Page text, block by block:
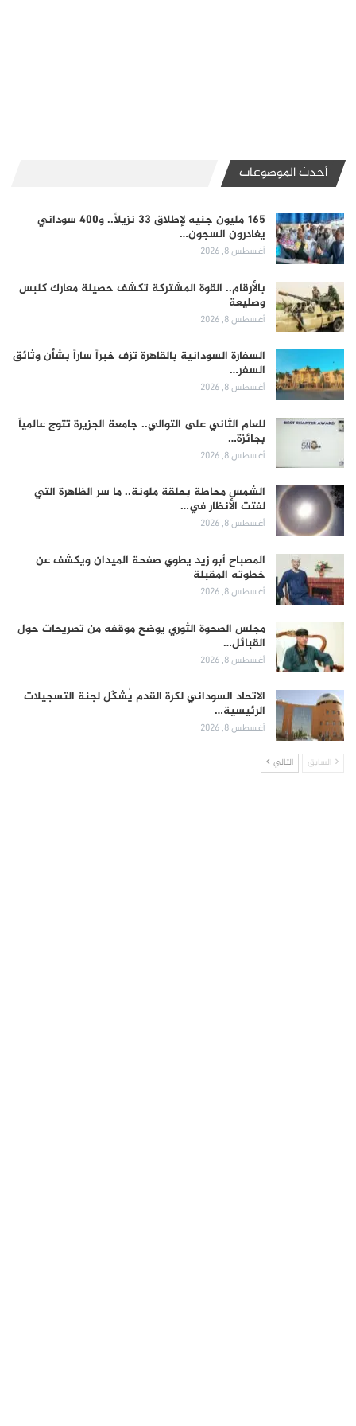
أحدث الموضوعات
165 مليون جنيه لإطلاق 33 نزيلاً.. و400 سوداني
يغادرون السجون…
أغسطس 8, 2026
بالأرقام.. القوة المشتركة تكشف حصيلة معارك كلبس
وصليعة
أغسطس 8, 2026
السفارة السودانية بالقاهرة تزف خبراً ساراً بشأن وثائق
السفر…
أغسطس 8, 2026
للعام الثاني على التوالي.. جامعة الجزيرة تتوج عالمياً
بجائزة…
أغسطس 8, 2026
الشمس محاطة بحلقة ملونة.. ما سر الظاهرة التي
لفتت الأنظار في…
أغسطس 8, 2026
المصباح أبو زيد يطوي صفحة الميدان ويكشف عن
خطوته المقبلة
أغسطس 8, 2026
مجلس الصحوة الثوري يوضح موقفه من تصريحات حول
القبائل…
أغسطس 8, 2026
الاتحاد السوداني لكرة القدم يُشكّل لجنة التسجيلات
الرئيسية…
أغسطس 8, 2026
السابق التالي